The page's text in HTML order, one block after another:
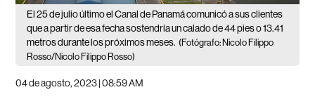
El 25 de julio último el Canal de Panamá comunicó a sus clientes
que a partir de esa fecha sostendría un calado de 44 pies o 13.41
metros durante los próximos meses. (Fotógrafo: Nicolo Filippo
Rosso/Nicolo Filippo Rosso)
04 de agosto, 2023 | 08:59 AM